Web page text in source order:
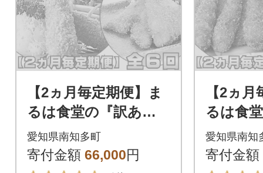
【2ヵ月毎定期便】ま
るは食堂の『訳あ
り』エビフライ4本と
『おまかせ』魚フラ
愛知県南知多町
寄付金額 66,000円
【2ヵ
るは食
り』エ
『おま
愛知県南知
寄付金額